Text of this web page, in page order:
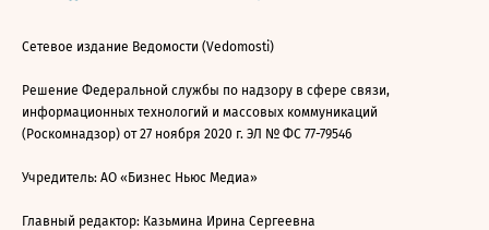
Сетевое издание Ведомости (Vedomosti)
Решение Федеральной службы по надзору в сфере связи,
информационных технологий и массовых коммуникаций
(Роскомнадзор) от 27 ноября 2020 г. ЭЛ № ФС 77-79546
Учредитель: АО «Бизнес Ньюс Медиа»
Главный редактор: Казьмина Ирина Сергеевна